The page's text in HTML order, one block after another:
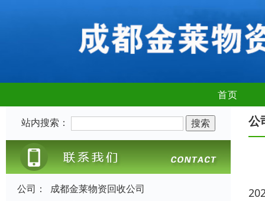
首页
站内搜索：
公司：
成都金莱物资回收公司
公